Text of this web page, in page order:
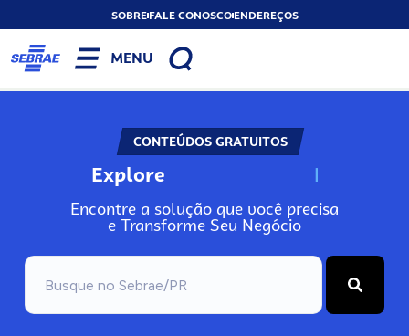
SOBREFALE CONOSCOENDEREÇOS
MENU
CONTEÚDOS GRATUITOS
Explore N
Encontre a solução que você precisa
e Transforme Seu Negócio